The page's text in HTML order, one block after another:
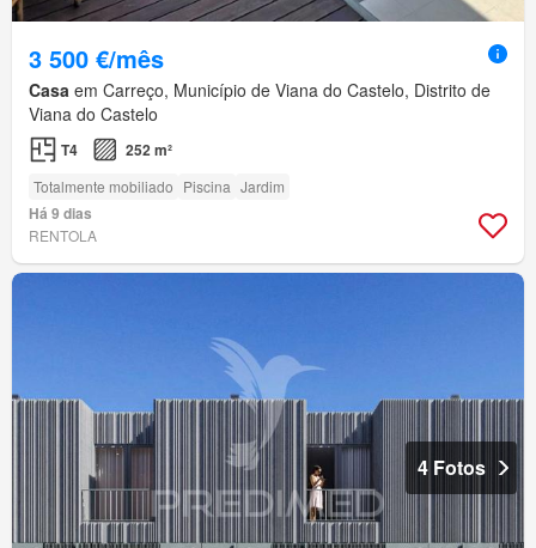
3 500 €/mês
Casa em Carreço, Município de Viana do Castelo, Distrito de
Viana do Castelo
T4 252 m²
Totalmente mobiliado Piscina Jardim
Há 9 dias
RENTOLA
4 Fotos